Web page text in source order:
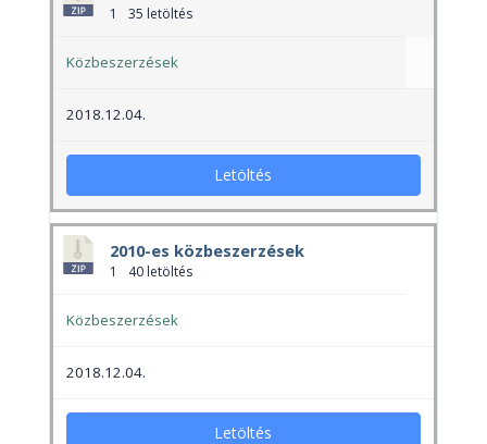
1 35 letöltés
Közbeszerzések
2018.12.04.
Letöltés
2010-es közbeszerzések
1 40 letöltés
Közbeszerzések
2018.12.04.
Letöltés